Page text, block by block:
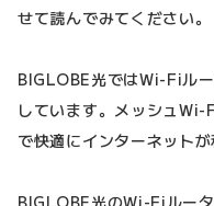
せて読んでみてください。
BIGLOBE光ではWi-Fiル
しています。メッシュ
で快適にインターネットが